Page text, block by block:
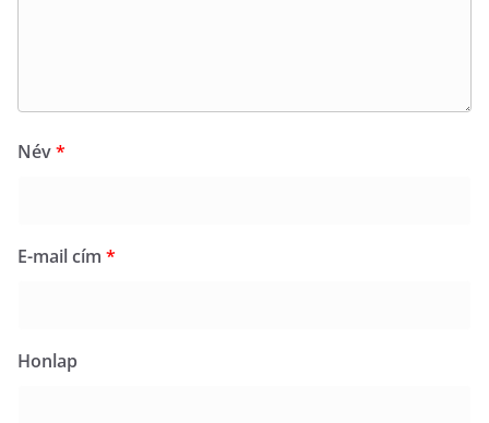
Név*
E-mail cím *
Honlap